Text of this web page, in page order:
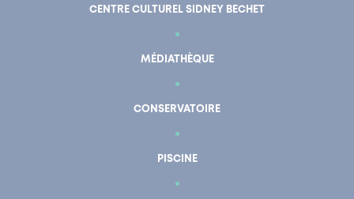
CENTRE CULTUREL SIDNEY BECHET
MÉDIATHÈQUE
CONSERVATOIRE
PISCINE